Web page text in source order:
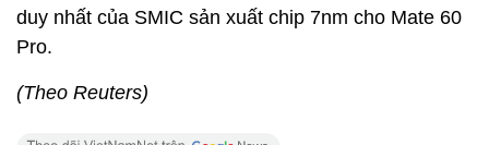
duy nhất của SMIC sản xuất chip 7nm cho Mate 60
Pro.
(Theo Reuters)